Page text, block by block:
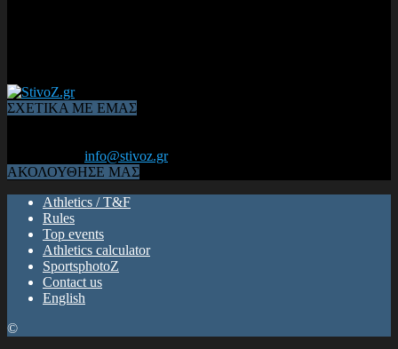
ΣΧΕΤΙΚΑ ΜΕ ΕΜΑΣ
info@stivoz.gr
ΑΚΟΛΟΥΘΗΣΕ ΜΑΣ
Athletics / T&F
Rules
Top events
Athletics calculator
SportsphotoZ
Contact us
English
©